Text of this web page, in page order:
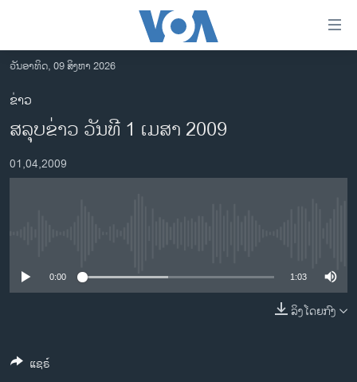
ເຂົ້າ
ຫາ
ຂ້າມ
ຂ້າມ
ໄປ
ອາເມຣິກາ
ການເລືອກຕັ້ງ ປະທານາທີບໍດີ ສະຫະລັດ 2024
ອິດສະຫຼະພາບດ້ານການຂ່າວ
ວິທະຍາສາດ-ເທັກໂນໂລຈີ
ວັນອາທິດ, 09 ສິງຫາ 2026
ຂ່າວ
ສລຸບຂ່າວ ວັນທີ 1 ເມສາ 2009
01,04,2009
0:00 1:03
ລິງໂດຍກົງ
ແຊຣ໌